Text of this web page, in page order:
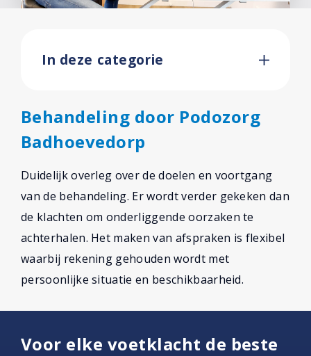
In deze categorie
Behandeling door Podozorg
Badhoevedorp
Duidelijk overleg over de doelen en voortgang
van de behandeling. Er wordt verder gekeken dan
de klachten om onderliggende oorzaken te
achterhalen. Het maken van afspraken is flexibel
waarbij rekening gehouden wordt met
persoonlijke situatie en beschikbaarheid.
Voor elke voetklacht de beste